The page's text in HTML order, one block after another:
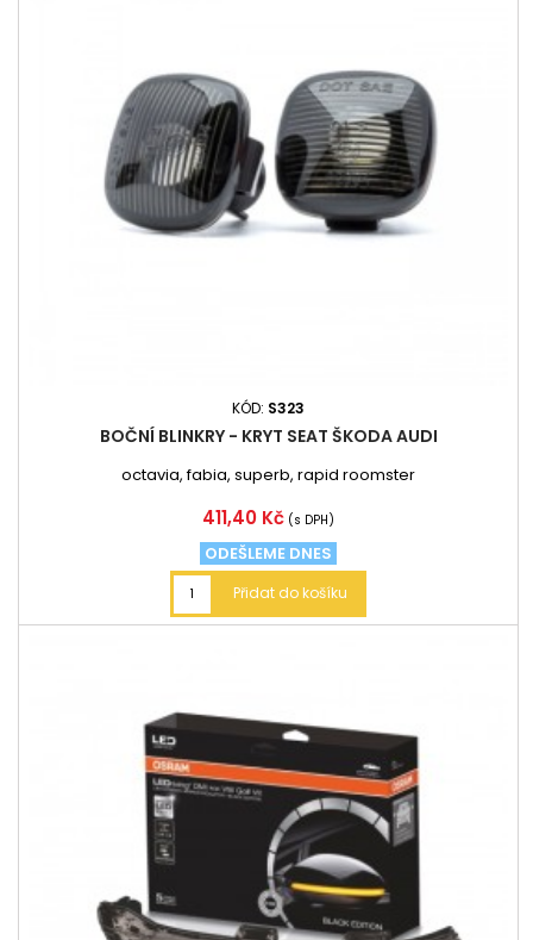
KÓD: S323
BOČNÍ BLINKRY - KRYT SEAT ŠKODA AUDI
octavia, fabia, superb, rapid roomster
Cena
411,40 Kč (s DPH)
ODEŠLEME DNES
Přidat do košíku